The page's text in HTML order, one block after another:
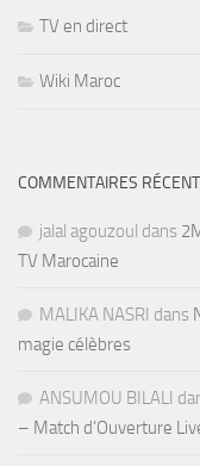
TV en direct
Wiki Maroc
COMMENTAIRES
jalal agouzoul dans
TV Marocaine
MALIKA NASRI dans
magie célèbres
ANSUMOU BILALI
– Match d’Ouverture